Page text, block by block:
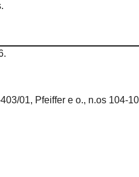
01, Pfeiffer e o., n.os 104-